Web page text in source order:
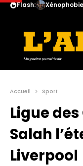
Flash:
Accueil Sport
Ligue
Salah
Liverpool